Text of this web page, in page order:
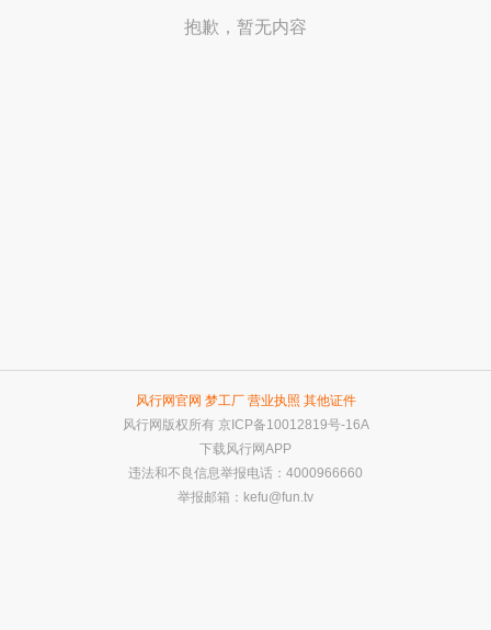
抱歉，暂无内容
风行网官网 梦工厂 营业执照 其他证件
风行网版权所有 京ICP备10012819号-16A
下载风行网APP
违法和不良信息举报电话：4000966660
举报邮箱： kefu@fun.tv